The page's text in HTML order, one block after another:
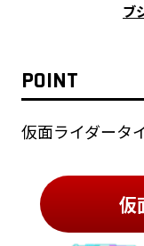
ブ
POINT
仮面ライダータ
仮